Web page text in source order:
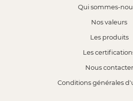
Qui sommes-
Nos valeurs
Les produits
Les
Nous contacter
Conditions générales